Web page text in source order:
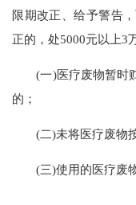
限期改正、给予警告
正的，处5000元以上3
(一)医疗废物暂时贮
的；
(二)未将医疗废物按
(三)使用的医疗废物